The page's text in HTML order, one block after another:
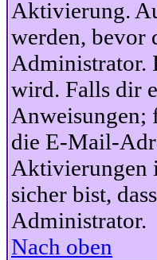
Aktivierung.
werden, bevor
Administrator.
wird. Falls dir
Anweisungen;
die E-Mail-
Aktivierungen
sicher bist,
Administrator.
Nach oben